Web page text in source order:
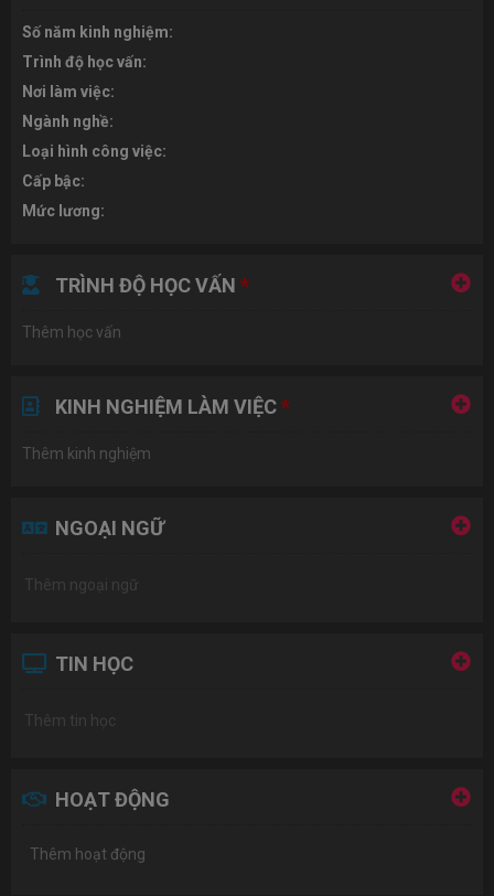
Số năm kinh nghiệm:
Trình độ học vấn:
Nơi làm việc:
Ngành nghề:
Loại hình công việc:
Cấp bậc:
Mức lương:
TRÌNH ĐỘ HỌC VẤN *
Thêm học vấn
KINH NGHIỆM LÀM VIỆC*
Thêm kinh nghiệm
NGOẠI NGỮ
TIN HỌC
HOẠT ĐỘNG
Thêm hoạt động